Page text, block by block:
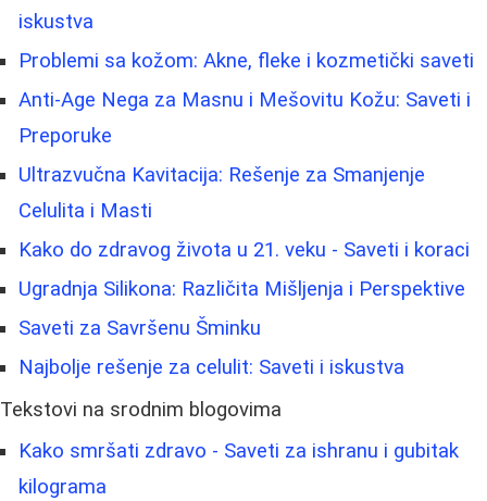
iskustva
Problemi sa kožom: Akne, fleke i kozmetički saveti
Anti-Age Nega za Masnu i Mešovitu Kožu: Saveti i
Preporuke
Ultrazvučna Kavitacija: Rešenje za Smanjenje
Celulita i Masti
Kako do zdravog života u 21. veku - Saveti i koraci
Ugradnja Silikona: Različita Mišljenja i Perspektive
Saveti za Savršenu Šminku
Najbolje rešenje za celulit: Saveti i iskustva
Tekstovi na srodnim blogovima
Kako smršati zdravo - Saveti za ishranu i gubitak
kilograma